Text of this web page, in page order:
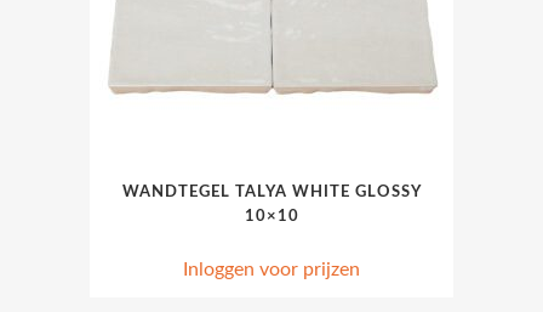
WANDTEGEL TALYA WHITE GLOSSY
10×10
Inloggen voor prijzen